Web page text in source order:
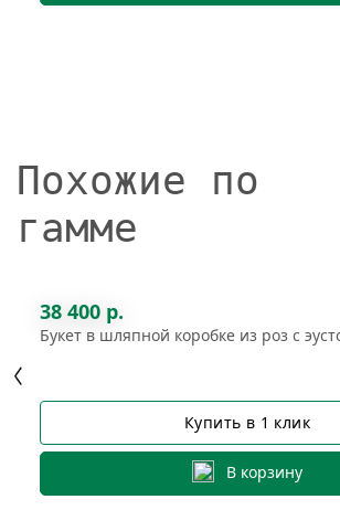
Похожие по
гамме
38 400 р.
Букет в шляпной коробке из роз с
Купить в 1 клик
В корзину